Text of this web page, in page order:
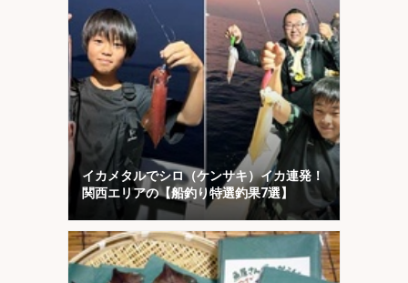
イカメタルでシロ（ケンサキ）イカ連発！
関西エリアの【船釣り特選釣果7選】